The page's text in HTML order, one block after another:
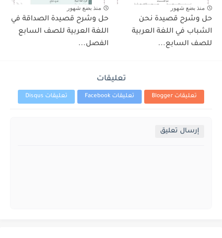
منذ بضع شهور
حل وشرح قصيدة نحن
الشباب في اللغة العربية
للصف السابع...
منذ بضع شهور
حل وشرح قصيدة الصداقة في
اللغة العربية للصف السابع
الفصل...
تعليقات
تعليقات Blogger تعليقات Facebook تعليقات Disqus
إرسال تعليق